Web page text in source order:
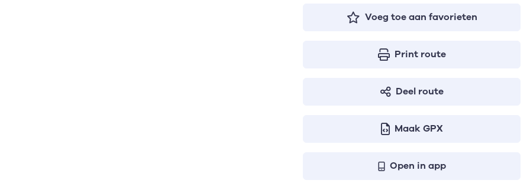
Voeg toe aan favorieten
Print route
Deel route
Maak GPX
Open in app